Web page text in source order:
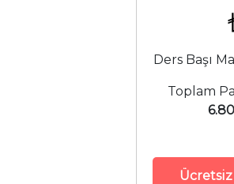
Ders Başı
Toplam